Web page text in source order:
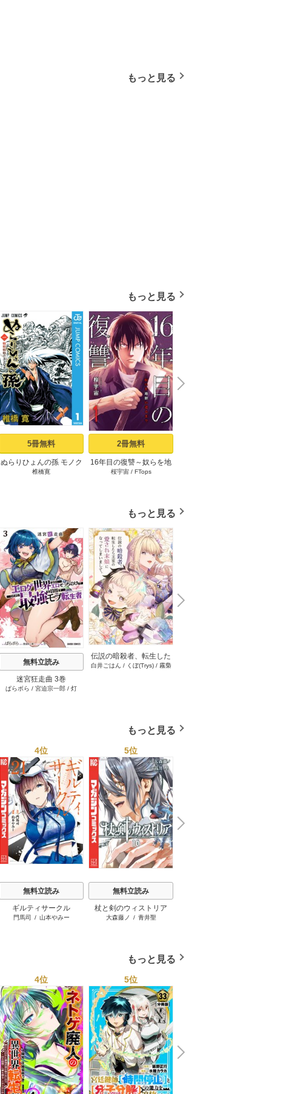
もっと見る
もっと見る
5冊無料
ぬらりひょんの孫 モノク
ロ版 1
椎橋寛
2冊無料
16年目の復讐～奴らを地
獄に送るまで 1巻
桜宇宙/ FTops
N
e
x
t
もっと見る
無料立読み
迷宮狂走曲 3巻
ぱらボら / 宮迫宗一郎 / 灯
伝説の暗殺者、転生した
ら王家の愛され末娘にな
白井ごはん / くぼ(Trys)/ 霧梟
のつもりが、なぜか世界
最強の師弟になっていた
N
e
x
t
もっと見る
4位
無料立読み
ギルティサークル
門馬司 / 山本やみー
5位
無料立読み
杖と剣のウィストリア
大森藤ノ / 青井聖
N
e
x
t
もっと見る
4位 5位
N
e
x
t